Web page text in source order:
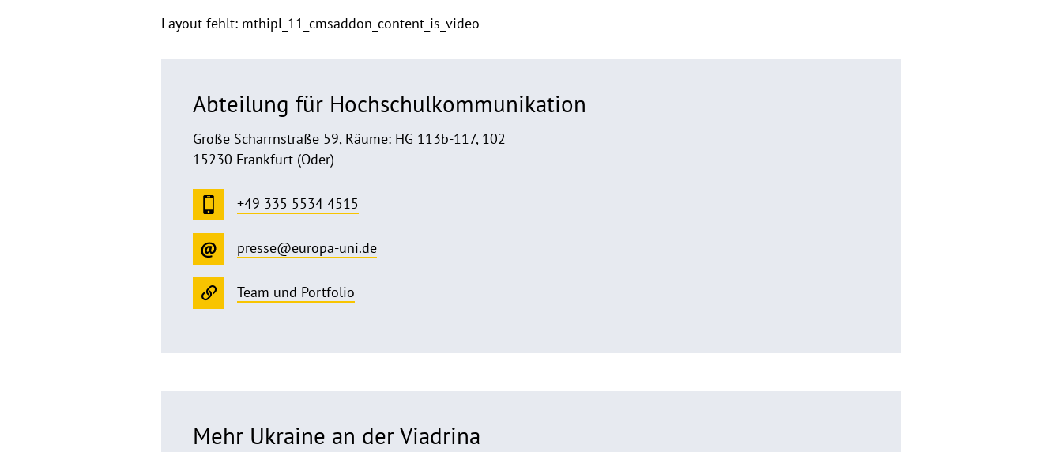
Layout fehlt: mthipl_11_cmsaddon_content_is_video
Abteilung für Hochschulkommunikation
Große Scharrnstraße 59, Räume: HG 113b-117, 102
15230 Frankfurt (Oder)
+49 335 5534 4515
presse@europa-uni.de
Team und Portfolio
Mehr Ukraine an der Viadrina